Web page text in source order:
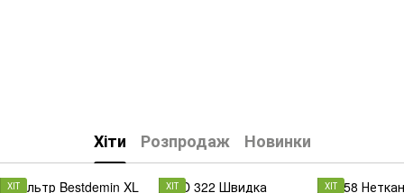
Хіти Розпродаж Новинки
ХІТ
ХІТ
ХІТ